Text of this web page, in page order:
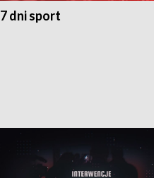
7 dni sport